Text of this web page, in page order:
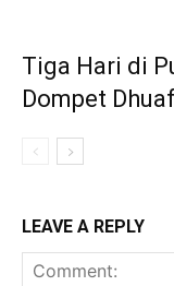
Tiga Hari di
Dompet
LEAVE A REPLY